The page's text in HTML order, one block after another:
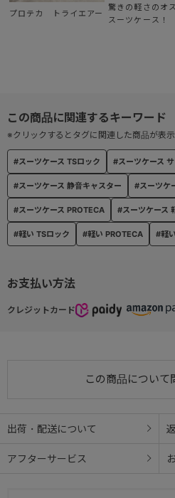
お支払い方法
クレジットカード
この商品について
出荷・配送について
アフターサービス
#スーツケース TSロック #スーツケース
#スーツケース 静音キャスター #スーツケ
#スーツケース PROTECA #スーツケース
#軽い TSロック #軽い PROTECA #軽
※クリックするとタグに関連した商品が表示
プロテカ トライエアー
驚きの軽さのオ
スーツケース！